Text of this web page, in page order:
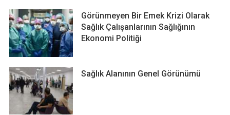
Görünmeyen Bir Emek Krizi Olarak
Sağlık Çalışanlarının Sağlığının
Ekonomi Politiği
Sağlık Alanının Genel Görünümü